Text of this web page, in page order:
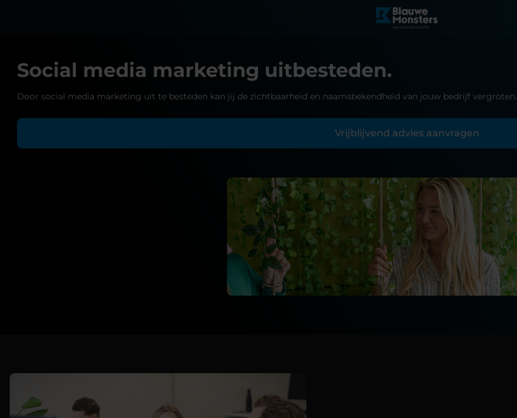
Social media marketing uitbesteden.
Door social media marketing uit te besteden kan jij de zichtbaarheid en naamsbekendheid van jouw bedrijf vergroten.
Vrijblijvend advies aanvragen